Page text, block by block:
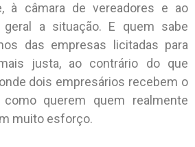
à câmara de vereadores e ao
a situação. E quem sabe
das empresas licitadas para
justa, ao contrário do que
dois empresários recebem o
querem quem realmente
muito esforço.